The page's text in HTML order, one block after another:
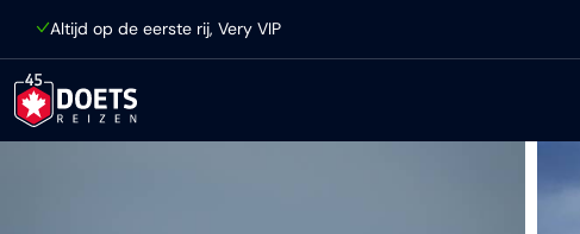
Altijd op de eerste rij, Very VIP